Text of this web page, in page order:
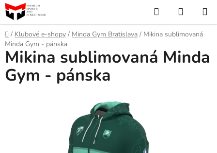
Prejsť
na
obsah
Hľadať
KOŠÍK
Domov
/ Klubové e-shopy / Minda Gym Bratislava / Mikina sublimovaná
Minda Gym - pánska
Mikina sublimovaná Minda
Gym - pánska